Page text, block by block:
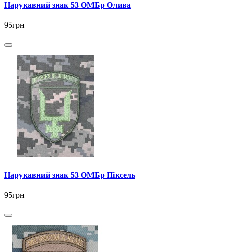
Нарукавний знак 53 ОМБр Олива
95грн
Нарукавний знак 53 ОМБр Піксель
95грн